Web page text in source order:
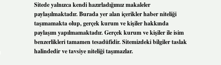
Sitede yalnızca kendi hazırladığımız makaleler
paylaşılmaktadır. Burada yer alan içerikler haber niteliği
taşımamakta olup, gerçek kurum ve kişiler hakkında
paylaşım yapılmamaktadır. Gerçek kurum ve kişiler ile isim
benzerlikleri tamamen tesadüfidir. Sitemizdeki bilgiler taslak
halindedir ve tavsiye niteliği taşımazlar.